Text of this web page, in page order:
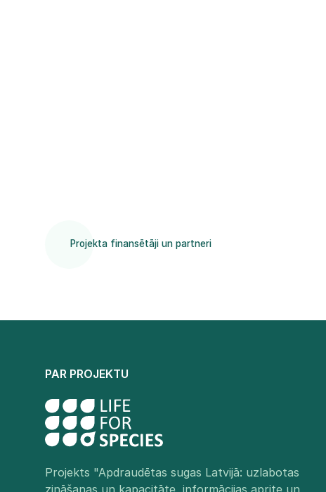
Projekta finansētāji un partneri
PAR PROJEKTU
Projekts "Apdraudētas sugas Latvijā: uzlabotas